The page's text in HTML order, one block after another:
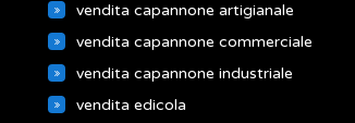
vendita capannone artigianale
vendita capannone commerciale
vendita capannone industriale
vendita edicola